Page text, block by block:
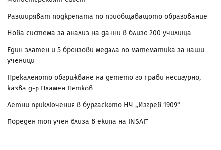
Разширяват подкрепата по приобщаващото образование
Нова система за анализ на данни в близо 200 училища
Един златен и 5 бронзови медала по математика за наши
ученици
Прекаленото обгрижване на детето го прави несигурно,
казва д-р Пламен Петков
Летни приключения в бургаското НЧ „Изгрев 1909“
Пореден топ учен влиза в екипа на INSAIT